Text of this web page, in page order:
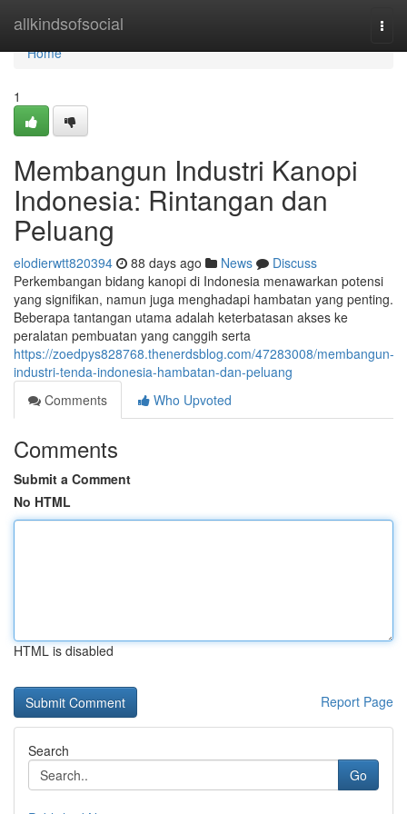
allkindsofsocial
Home
Home
1
Membangun Industri Kanopi
Indonesia: Rintangan dan
Peluang
elodierwtt820394 88 days ago News
Discuss
Perkembangan bidang kanopi di Indonesia menawarkan potensi
yang signifikan, namun juga menghadapi hambatan yang penting.
Beberapa tantangan utama adalah keterbatasan akses ke
peralatan pembuatan yang canggih serta
https://zoedpys828768.thenerdsblog.com/47283008/membangun-
industri-tenda-indonesia-hambatan-dan-peluang
Comments
Who Upvoted
Comments
Submit a Comment
No HTML
HTML is disabled
Report Page
Search
Go